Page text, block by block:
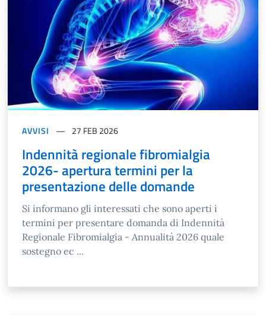
AVVISI 27 FEB 2026
Indennità regionale fibromialgia
2026- apertura termini per la
presentazione delle domande
Si informano gli interessati che sono aperti i
termini per presentare domanda di Indennità
Regionale Fibromialgia - Annualità 2026 quale
sostegno ec ...